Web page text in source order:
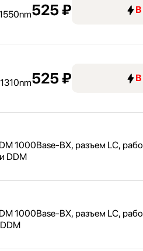
525 ₽
1310nm525 ₽
1000Base-BX, разъем LC,
DDM
1000Base-BX, разъем LC,